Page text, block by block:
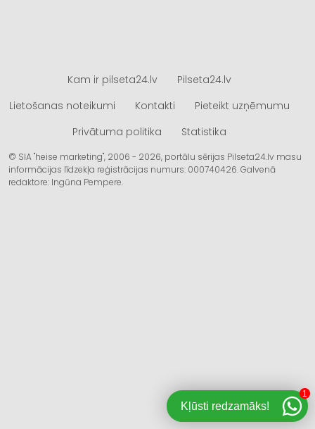
Kam ir pilseta24.lv
Pilseta24.lv
Lietošanas noteikumi
Kontakti
Pieteikt uzņēmumu
Privātuma politika
Statistika
© SIA "heise marketing", 2006 - 2026, portālu sērijas Pilseta24.lv masu
informācijas līdzekļa reģistrācijas numurs: 000740426. Galvenā
redaktore: Ingūna Pempere.
Kļūsti redzamāks!
1